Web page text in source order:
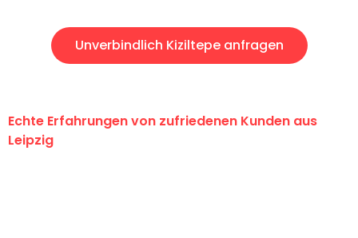
Unverbindlich Kiziltepe anfragen
Echte Erfahrungen von zufriedenen Kunden aus
Leipzig